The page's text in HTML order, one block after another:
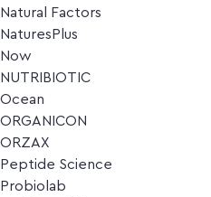
Natural Factors
NaturesPlus
Now
NUTRIBIOTIC
Ocean
ORGANICON
ORZAX
Peptide Science
Probiolab